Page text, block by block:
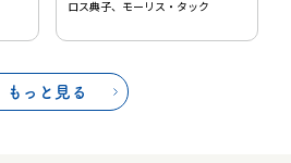
ロス典子、モーリス・タック
もっと見る